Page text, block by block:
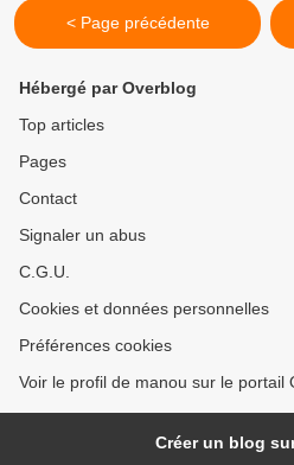
< Page précédente
Hébergé par Overblog
Top articles
Pages
Contact
Signaler un abus
C.G.U.
Cookies et données personnelles
Préférences cookies
Voir le profil de manou sur le portail
Créer un blog